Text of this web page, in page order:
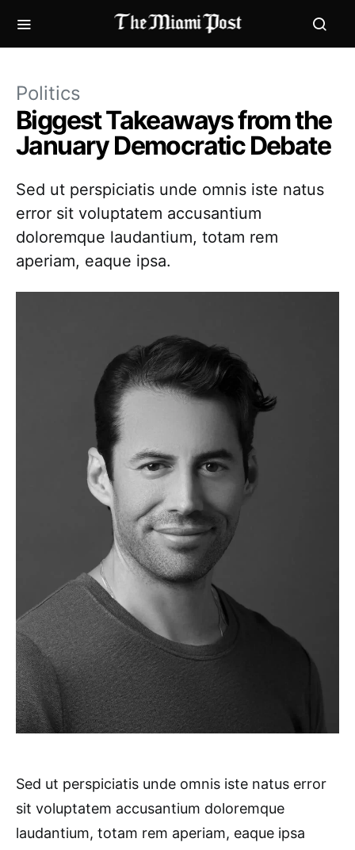
Politics
Biggest Takeaways from the
January Democratic Debate
Sed ut perspiciatis unde omnis iste natus
error sit voluptatem accusantium
doloremque laudantium, totam rem
aperiam, eaque ipsa.
Sed ut perspiciatis unde omnis iste natus error
sit voluptatem accusantium doloremque
laudantium, totam rem aperiam, eaque ipsa